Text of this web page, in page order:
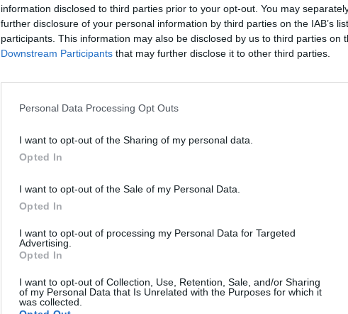
information disclosed to third parties prior to your opt-out. You may
further disclosure of your personal information by third parties on the IAB’s
participants. This information may also be disclosed by us to third parties on
Downstream Participants that may further disclose it to other third parties.
Personal Data Processing Opt Outs
I want to opt-out of the Sharing of my personal data.
Opted In
I want to opt-out of the Sale of my Personal Data.
Opted In
I want to opt-out of processing my Personal Data for Targeted
Advertising.
Opted In
I want to opt-out of Collection, Use, Retention, Sale, and/or Sharing
of my Personal Data that Is Unrelated with the Purposes for which it
was collected.
Kod producenta
ICC -
CH-
Podmiot odpowiedzialny
ul.
02-